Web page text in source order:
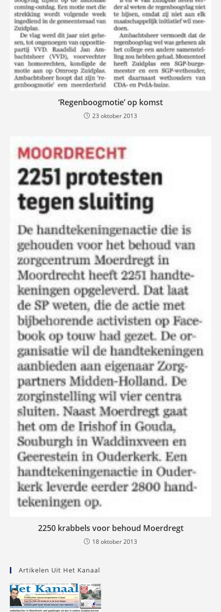
‘Regenboogmotie’ op komst
23 oktober 2013
2250 krabbels voor behoud Moerdregt
18 oktober 2013
Artikelen Uit Het Kanaal